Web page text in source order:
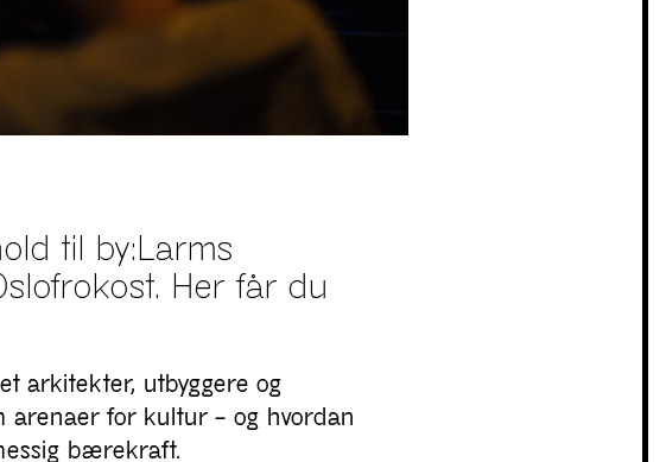
til by:Larms
Her får du
arkitekter, utbyggere og
for kultur – og hvordan
bærekraft.